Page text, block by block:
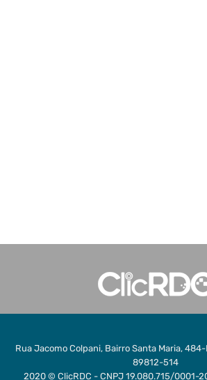
Rua Jacomo Colpani, Bairro Santa Maria, 484-
89812-514
2020 © ClicRDC - CNPJ 19.080.715/0001-